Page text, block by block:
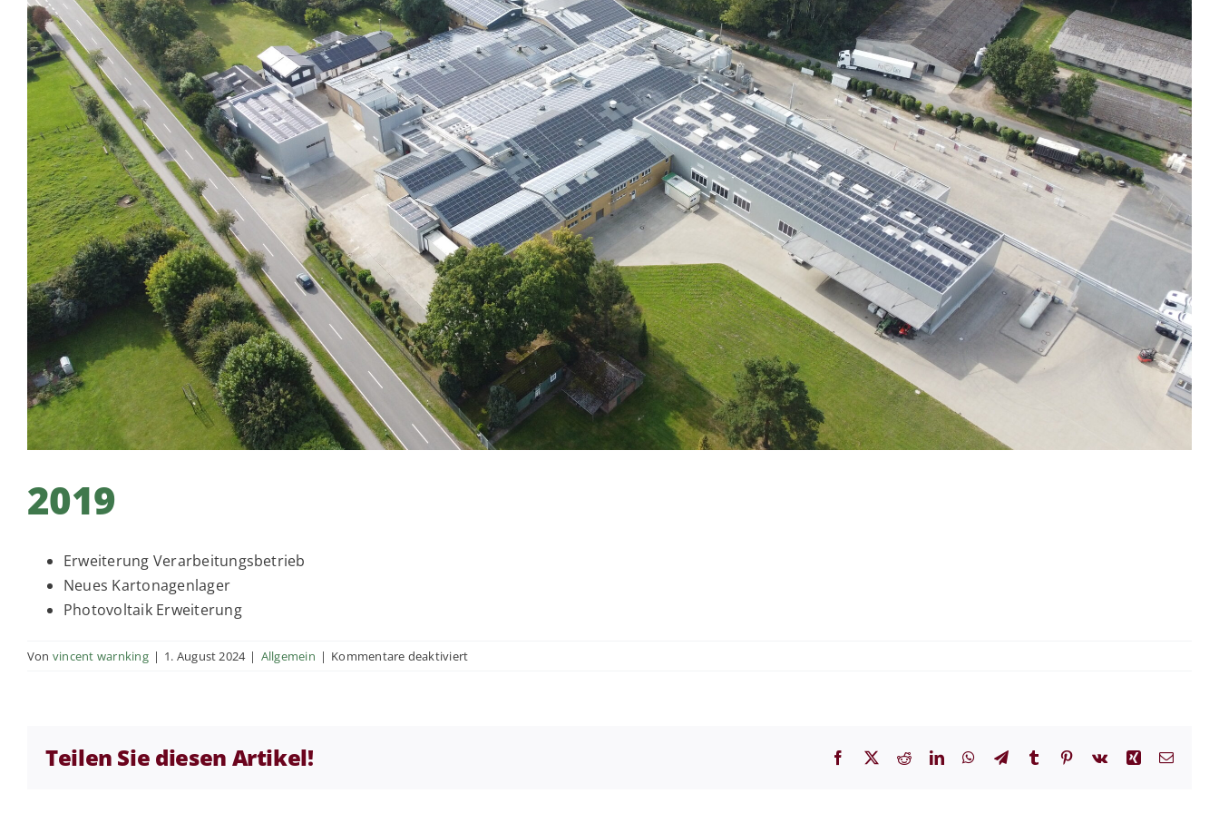
2019
Erweiterung Verarbeitungsbetrieb
Neues Kartonagenlager
Photovoltaik Erweiterung
Von vincent warnking | 1. August 2024 | Allgemein | Kommentare deaktiviertfür
Teilen Sie diesen Artikel! Facebook
X RedditLinkedInWhatsApp
TelegramTumblr Pinterest
Vk Xing E-